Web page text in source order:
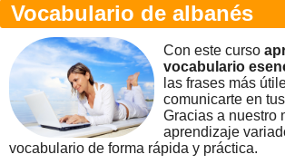
Vocabulario de albanés
Con este curso
vocabulario
las frases más
comunicarte en
Gracias a nuestro
aprendizaje
vocabulario de forma rápida y práctica.